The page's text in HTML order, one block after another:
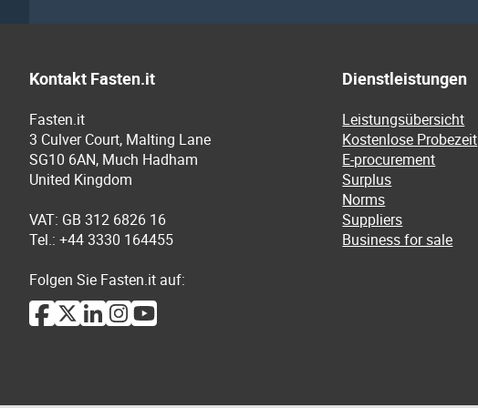
Kontakt Fasten.it
Fasten.it
3 Culver Court, Malting Lane
SG10 6AN, Much Hadham
United Kingdom
VAT: GB 312 6826 16
Tel.: +44 3330 164455
Folgen Sie Fasten.it auf:
Dienstleistungen
Leistungsübersicht
Kostenlose Probezeit
E-procurement
Surplus
Norms
Suppliers
Business for sale